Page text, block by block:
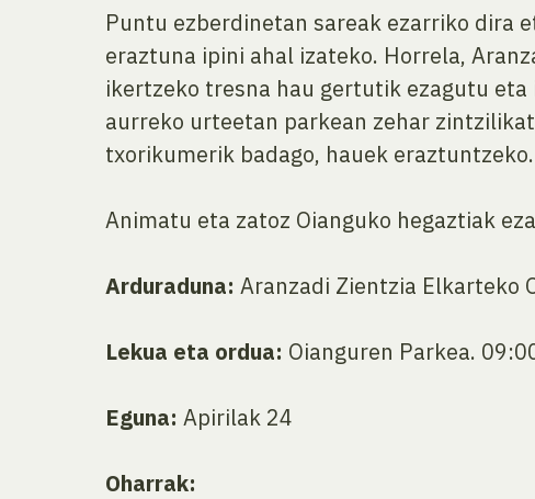
Puntu ezberdinetan sareak ezarriko dira
eraztuna ipini ahal izateko. Horrela,
ikertzeko tresna hau gertutik ezagutu
aurreko urteetan parkean zehar
txorikumerik badago, hauek
Animatu eta zatoz Oianguko hegaztiak
Arduraduna: Aranzadi Zientzia Elkarteko
Lekua eta ordua: Oianguren Parkea.
Eguna: Apirilak 24
Oharrak: